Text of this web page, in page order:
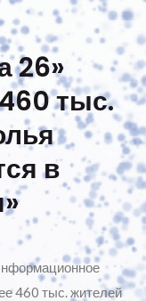
26»
тыс.
в
460 тыс. жителей